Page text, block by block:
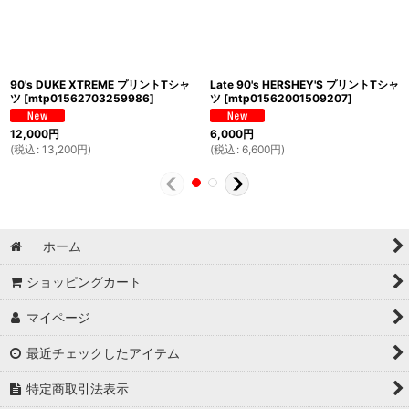
90's DUKE XTREME プリントTシャ
ツ [mtp01562703259986]
12,000円
(税込 : 13,200円)
Late 90's HERSHEY'S プリントTシャ
ツ [mtp01562001509207]
6,000円
(税込 : 6,600円)
ホーム
ショッピングカート
マイページ
最近チェックしたアイテム
特定商取引法表示